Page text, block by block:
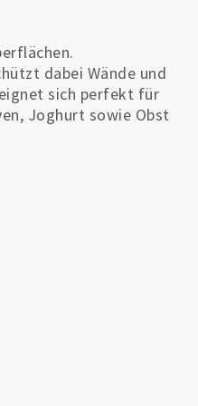
dabei Wände und
sich perfekt für
Joghurt sowie Obst